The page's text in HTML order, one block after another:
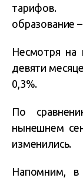
тарифов.
образование
Несмотря на
девяти
0,3%.
По
нынешнем
изменились.
Напомним, в